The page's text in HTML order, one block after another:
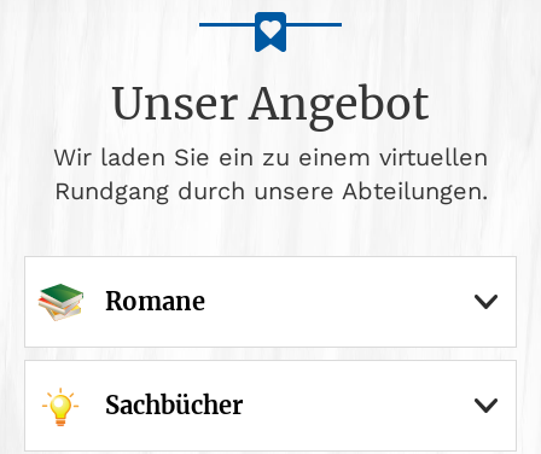
Unser Angebot
Wir laden Sie ein zu einem virtuellen
Rundgang durch unsere Abteilungen.
Romane
Sachbücher